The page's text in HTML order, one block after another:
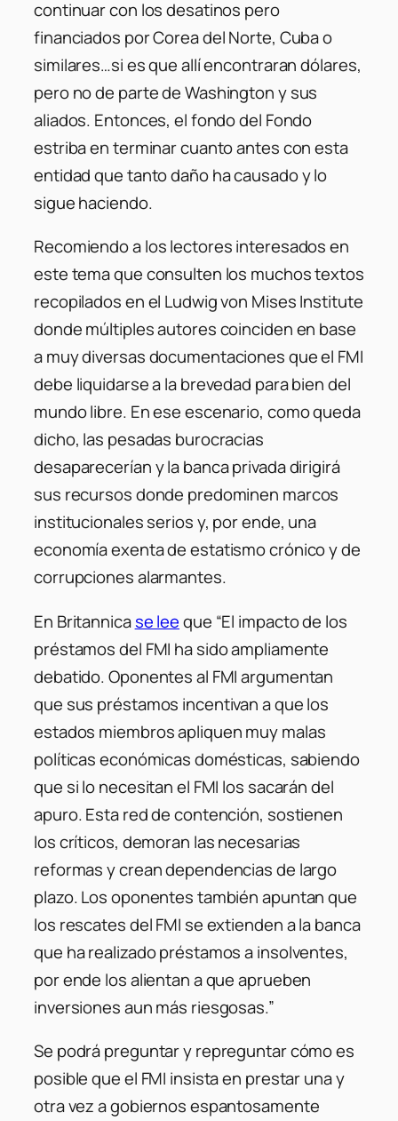
continuar con los desatinos pero
financiados por Corea del Norte, Cuba o
similares…si es que allí encontraran dólares,
pero no de parte de Washington y sus
aliados. Entonces, el fondo del Fondo
estriba en terminar cuanto antes con esta
entidad que tanto daño ha causado y lo
sigue haciendo.
Recomiendo a los lectores interesados en
este tema que consulten los muchos textos
recopilados en el Ludwig von Mises Institute
donde múltiples autores coinciden en base
a muy diversas documentaciones que el FMI
debe liquidarse a la brevedad para bien del
mundo libre. En ese escenario, como queda
dicho, las pesadas burocracias
desaparecerían y la banca privada dirigirá
sus recursos donde predominen marcos
institucionales serios y, por ende, una
economía exenta de estatismo crónico y de
corrupciones alarmantes.
En Britannicase leeque “El impacto de los
préstamos del FMI ha sido ampliamente
debatido. Oponentes al FMI argumentan
que sus préstamos incentivan a que los
estados miembros apliquen muy malas
políticas económicas domésticas, sabiendo
que si lo necesitan el FMI los sacarán del
apuro. Esta red de contención, sostienen
los críticos, demoran las necesarias
reformas y crean dependencias de largo
plazo. Los oponentes también apuntan que
los rescates del FMI se extienden a la banca
que ha realizado préstamos a insolventes,
por ende los alientan a que aprueben
inversiones aun más riesgosas.”
Se podrá preguntar y repreguntar cómo es
posible que el FMI insista en prestar una y
otra vez a gobiernos espantosamente